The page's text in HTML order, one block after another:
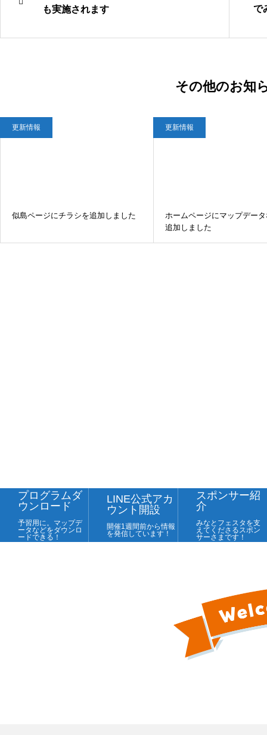
も実施されます
で
その他のお知
更新情報
似島ページにチラシを追加しました
更新情報
ホームページにマップデー
追加しました
プログラムダ
ウンロード
予習用に。マップデ
ータなどをダウンロ
ードできる！
LINE公式アカ
ウント開設
開催1週間前から情報
を発信しています！
スポンサー紹
介
みなとフェスタを支
えてくださるスポン
サーさまです！